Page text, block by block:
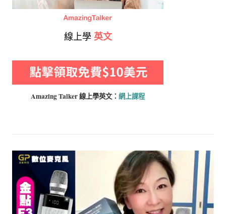
線上學 英文
Amazing Talker 線上學英文： 網上課程